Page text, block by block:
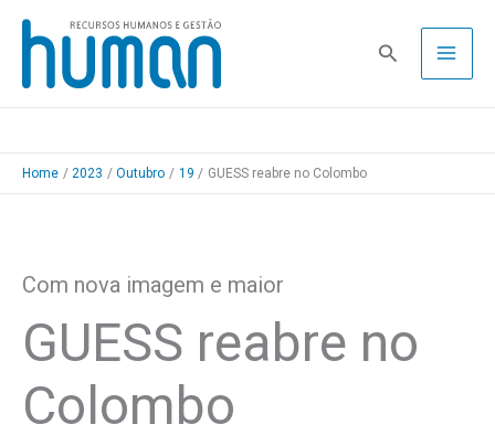
Skip
content
Pesquisa
Home 2023 Outubro 19 GUESS reabre no Colombo
Com nova imagem e maior
GUESS reabre no
Colombo